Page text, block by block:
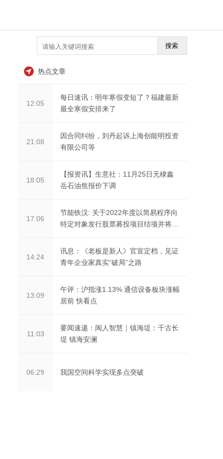
搜索
热点文章
12:05
每日速讯：明年寒假变短了？福建最新
最全寒假安排来了
21:08
因合同纠纷，刘丹起诉上海创能明投资
有限公司等
18:05
【报资讯】生意社：11月25日无棣鑫
岳石油焦报价下调
17:06
节能铁汉: 关于2022年度以简易程序向
特定对象发行股票募投项目结项并将节
14:24
讯息：《老板是新人》官宣定档，见证
青年企业家真实“破局”之路
13:09
午评：沪指涨1.13% 通信设备板块涨幅
居前 快看点
11:03
要闻速递：闽人智慧｜镇海堤：千古长
堤 镇海安澜
06:29 我国空间科学实现多点突破